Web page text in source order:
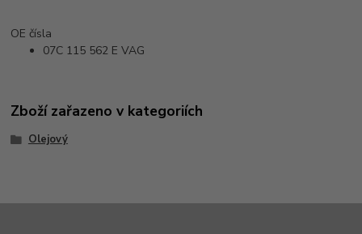
OE čísla
07C 115 562 E VAG
Zboží zařazeno v kategoriích
Olejový